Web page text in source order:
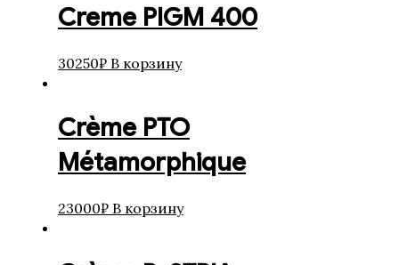
Creme PIGM 400
30250₽ В корзину
Crème PTO
Métamorphique
23000₽ В корзину